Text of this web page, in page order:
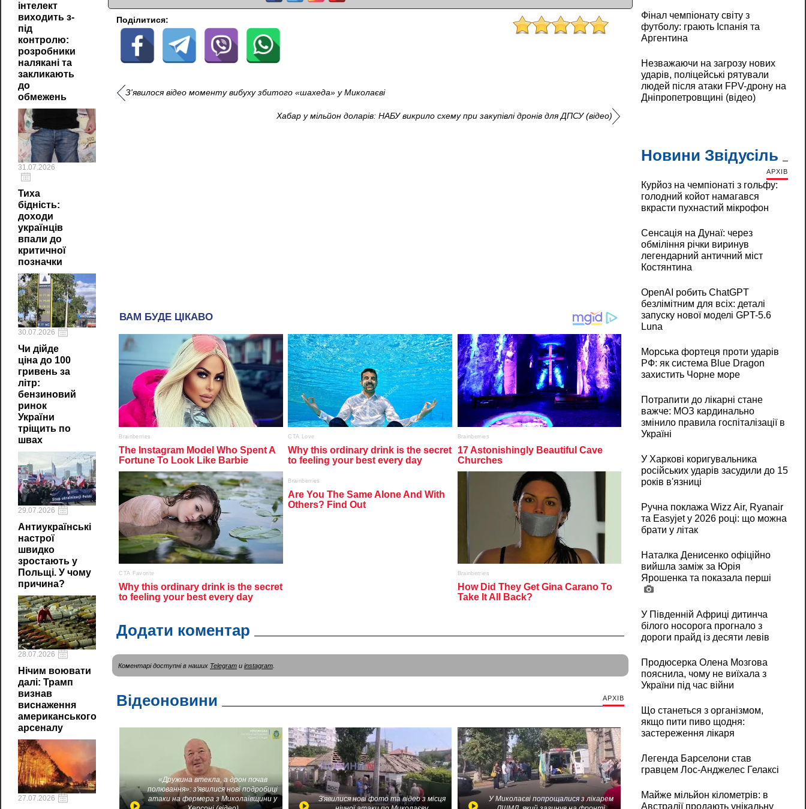
інтелект
виходить з-
під
контролю:
розробники
налякані та
закликають
до
обмежень
31.07.2026
Тиха
бідність:
доходи
українців
впали до
критичної
позначки
30.07.2026
Чи дійде
ціна до 100
гривень за
літр:
бензиновий
ринок
України
тріщить по
швах
29.07.2026
Антиукраїнські
настрої
швидко
зростають у
Польщі. У чому
причина?
28.07.2026
Нічим воювати
далі: Трамп
визнав
виснаження
американського
арсеналу
27.07.2026
Поділитися:
З'явилося відео моменту вибуху збитого «шахеда» у Миколаєві
Хабар у мільйон доларів: НАБУ викрило схему при закупівлі дронів для ДПСУ (відео)
Додати коментар
Коментарі доступні в наших Telegram и instagram
Відеоновини АРХІВ
«Дружина втекла, а дрон почав
полювання»: з'явилися нові подробиці
атаки на фермера з Миколаївщини у
З'явилися нові фото та відео з місця
У Миколаєві попрощалися з лікарем
Фінал чемпіонату світу з
футболу: грають Іспанія та
Аргентина
Незважаючи на загрозу нових
ударів, поліцейські рятували
людей після атаки FPV-дрону на
Дніпропетровщині (відео)
Новини Звідусіль
АРХІВ
Курйоз на чемпіонаті з гольфу:
голодний койот намагався
вкрасти пухнастий мікрофон
Сенсація на Дунаї: через
обміління річки виринув
легендарний античний міст
Костянтина
OpenAI робить ChatGPT
безлімітним для всіх: деталі
запуску нової моделі GPT-5.6
Luna
Морська фортеця проти ударів
РФ: як система Blue Dragon
захистить Чорне море
Потрапити до лікарні стане
важче: МОЗ кардинально
змінило правила госпіталізації в
Україні
У Харкові коригувальника
російських ударів засудили до 15
років в'язниці
Ручна поклажа Wizz Air, Ryanair
та Easyjet у 2026 році: що можна
брати у літак
Наталка Денисенко офіційно
вийшла заміж за Юрія
Ярошенка та показала перші
У Південній Африці дитинча
білого носорога прогнало з
дороги прайд із десяти левів
Продюсерка Олена Мозгова
пояснила, чому не виїхала з
України під час війни
Що станеться з організмом,
якщо пити пиво щодня:
застереження лікаря
Легенда Барселони став
гравцем Лос-Анджелес Гелаксі
Майже мільйон кілометрів: в
Австралії продають унікальну